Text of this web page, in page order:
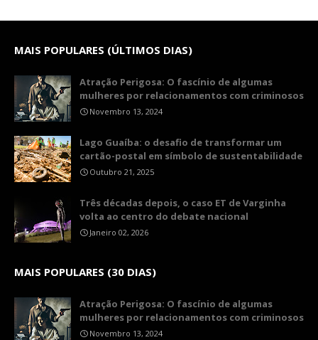
MAIS POPULARES (ÚLTIMOS DIAS)
Atração Perigosa: O fascínio de algumas
mulheres por relacionamentos com criminosos
Novembro 13, 2024
Lago Guaíba: o desafio de transformar um
cartão-postal em símbolo de sustentabilidade
Outubro 21, 2025
Três décadas depois, o caso ET de Varginha
volta ao centro do debate nacional
Janeiro 02, 2026
MAIS POPULARES (30 DIAS)
Atração Perigosa: O fascínio de algumas
mulheres por relacionamentos com criminosos
Novembro 13, 2024